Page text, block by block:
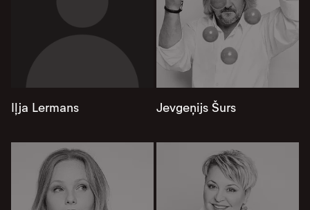
Iļja Lermans Jevgeņijs Šurs